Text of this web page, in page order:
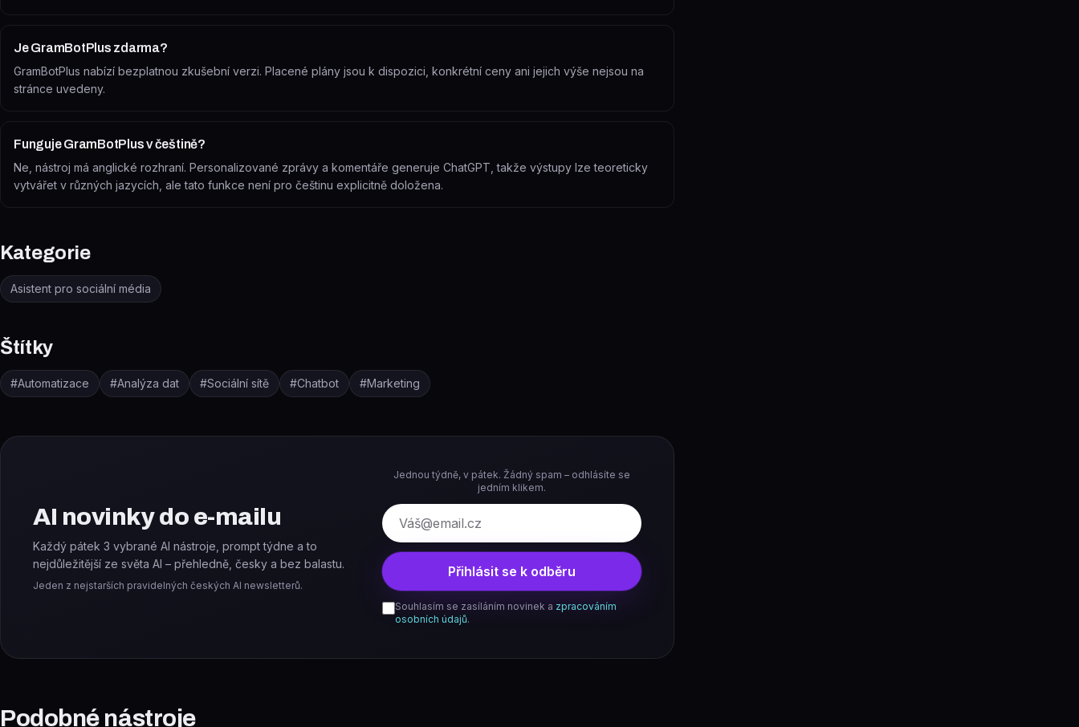
Je GramBotPlus zdarma?
GramBotPlus nabízí bezplatnou zkušební verzi. Placené plány jsou k dispozici, konkrétní ceny ani jejich výše nejsou na
stránce uvedeny.
Funguje GramBotPlus v češtině?
Ne, nástroj má anglické rozhraní. Personalizované zprávy a komentáře generuje ChatGPT, takže výstupy lze teoreticky
vytvářet v různých jazycích, ale tato funkce není pro češtinu explicitně doložena.
Kategorie
Asistent pro sociální média
Štítky
#Automatizace #Analýza dat #Sociální sítě #Chatbot #Marketing
AI novinky do e-mailu
Každý pátek 3 vybrané AI nástroje, prompt týdne a to
nejdůležitější ze světa AI – přehledně, česky a bez balastu.
Jeden z nejstarších pravidelných českých AI newsletterů.
Jednou týdně, v pátek. Žádný spam – odhlásíte se
jedním klikem.
E-mail
Přihlásit se k odběru
Souhlasím se zasíláním novinek a zpracováním
osobních údajů.
Podobné nástroje